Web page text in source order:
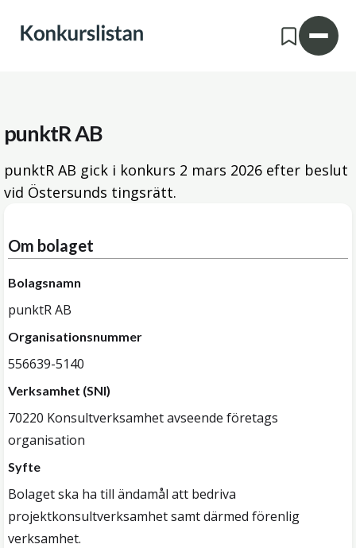
punktR AB
punktR AB gick i konkurs 2 mars 2026 efter beslut
vid Östersunds tingsrätt.
Om bolaget
Bolagsnamn
punktR AB
Organisationsnummer
556639-5140
Verksamhet (SNI)
70220 Konsultverksamhet avseende företags
organisation
Syfte
Bolaget ska ha till ändamål att bedriva
projektkonsultverksamhet samt därmed förenlig
verksamhet.